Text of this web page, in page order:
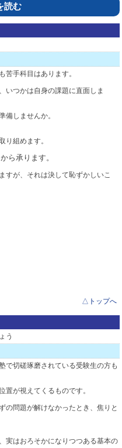
から入会される方が対象です。
手続きをされた場合は入会金割引
でご注意ください。
いた方
受講したことがある方
例年、満席となる日時もありま
お一人ずつ丁寧に受講相談を実
もは常時・講習時の友人紹介
ますのでご承知おきください。
む
苦手科目はあります。
いつかは自身の課題に直面しま
備しませんか。
り組めます。
ら承ります。
すが、それは決して恥ずかしいこ
△トップへ
う
で切磋琢磨されている受験生の方も
置が視えてくるものです。
の問題が解けなかったとき、焦りと
実はおろそかになりつつある基本の